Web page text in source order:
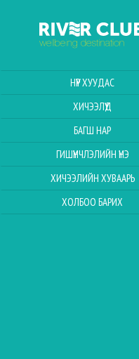
НҮҮР ХУУДАС
ХИЧЭЭЛҮҮД
БАГШ НАР
ГИШҮҮНЧЛЭЛИЙН ҮНЭ
ХИЧЭЭЛИЙН ХУВААРЬ
ХОЛБОО БАРИХ